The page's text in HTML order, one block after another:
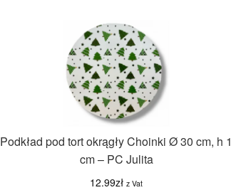
Podkład pod tort okrągły Choinki Ø 30 cm, h 1
cm – PC Julita
12.99zł z Vat